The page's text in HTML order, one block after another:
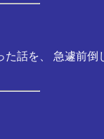
話を、 急遽前倒